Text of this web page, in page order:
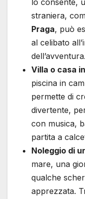
lo consente,
straniera,
Praga, può
al celibato
dell’avventura.
Villa o casa
piscina in
permette di
divertente,
con musica,
partita a
Noleggio di
mare, una
qualche
apprezzata.